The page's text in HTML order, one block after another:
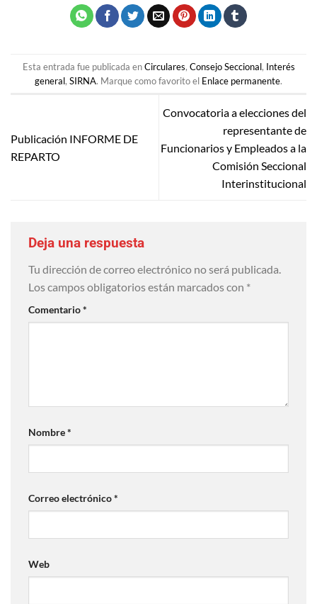
Esta entrada fue publicada enCirculares, Consejo Seccional, Interés
general, SIRNA. Marque como favorito el Enlace permanente.
Publicación INFORME DE
REPARTO
Convocatoria a elecciones del
representante de
Funcionarios y Empleados a la
Comisión Seccional
Interinstitucional
Deja una respuesta
Tu dirección de correo electrónico no será publicada.
Los campos obligatorios están marcados con *
Comentario*
Nombre*
Correo electrónico*
Web